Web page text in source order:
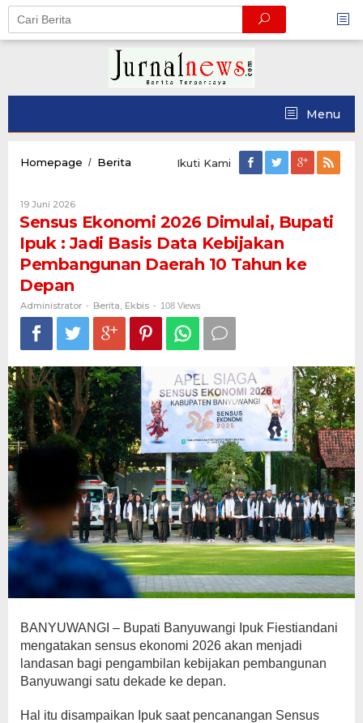
Skip
content
Menu
Homepage / Berita
Bupati
Ipuk
:
Jadi
Kebijakan
Pembangunan
Daerah
10
Tahun
ke
Depan
Ikuti Kami
19 Juni 2026Oleh
Administrator
Sensus Ekonomi 2026 Dimulai, Bupati
Ipuk : Jadi Basis Data Kebijakan
Pembangunan Daerah 10 Tahun ke
Depan
Administrator - Berita, Ekbis - 108 Views
BANYUWANGI – Bupati Banyuwangi Ipuk Fiestiandani
mengatakan sensus ekonomi 2026 akan menjadi
landasan bagi pengambilan kebijakan pembangunan
Banyuwangi satu dekade ke depan.
Hal itu disampaikan Ipuk saat pencanangan Sensus